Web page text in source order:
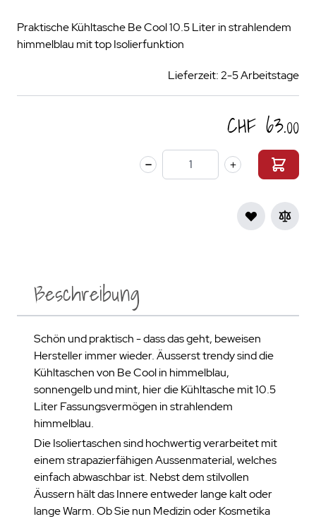
Praktische Kühltasche Be Cool 10.5 Liter in strahlendem
himmelblau mit top Isolierfunktion
Lieferzeit: 2-5 Arbeitstage
CHF 63.00
Menge
Beschreibung
Schön und praktisch - dass das geht, beweisen
Hersteller immer wieder. Äusserst trendy sind die
Kühltaschen von Be Cool in himmelblau,
sonnengelb und mint, hier die Kühltasche mit 10.5
Liter Fassungsvermögen in strahlendem
himmelblau.
Die Isoliertaschen sind hochwertig verarbeitet mit
einem strapazierfähigen Aussenmaterial, welches
einfach abwaschbar ist. Nebst dem stilvollen
Äussern hält das Innere entweder lange kalt oder
lange Warm. Ob Sie nun Medizin oder Kosmetika